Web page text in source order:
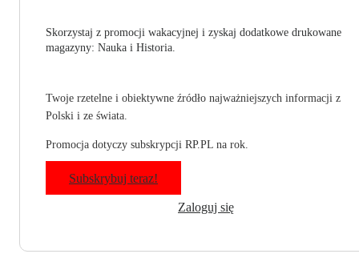
Skorzystaj z promocji wakacyjnej i zyskaj dodatkowe drukowane
magazyny: Nauka i Historia.
Twoje rzetelne i obiektywne źródło najważniejszych informacji z
Polski i ze świata.
Promocja dotyczy subskrypcji RP.PL na rok.
Subskrybuj teraz!
Zaloguj się